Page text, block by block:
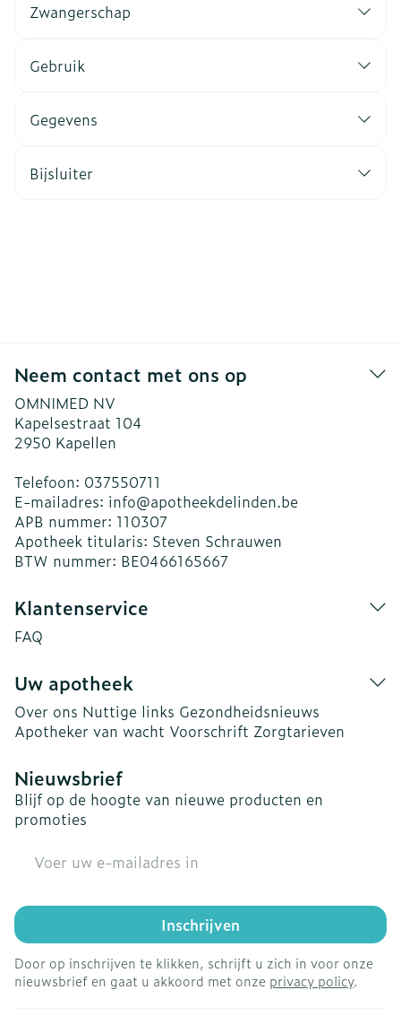
Zwangerschap
Gebruik
Gegevens
Bijsluiter
Neem contact met ons op
OMNIMED NV
Kapelsestraat 104
2950 Kapellen
Telefoon: 037550711
E-mailadres: info@apotheekdelinden.be
APB nummer: 110307
Apotheek titularis: Steven Schrauwen
BTW nummer: BE0466165667
Klantenservice
FAQ
Uw apotheek
Over ons Nuttige links Gezondheidsnieuws
Apotheker van wacht Voorschrift Zorgtarieven
Nieuwsbrief
Blijf op de hoogte van nieuwe producten en
promoties
Inschrijven
Door op inschrijven te klikken, schrijft u zich in voor onze
nieuwsbrief en gaat u akkoord met onze privacy policy.